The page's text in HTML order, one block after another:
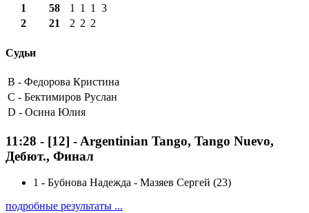
1
58 1 1 1
3
2
21 2 2 2
Судьи
B - Федорова Кристина
C - Бектимиров Руслан
D - Осина Юлия
11:28 - [12] - Argentinian Tango, Tango Nuevo,
Дебют., Финал
1 - Бубнова Надежда - Мазяев Сергей (23)
подробные результаты ...